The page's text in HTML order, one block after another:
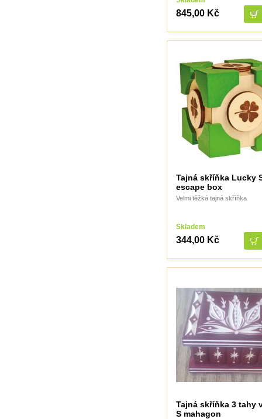
845,00 Kč
Tajná skříňka Lucky
escape box
Velmi těžká tajná skříňka
Skladem
344,00 Kč
Tajná skříňka 3 tahy
S mahagon